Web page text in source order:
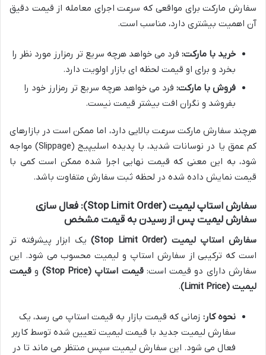
سفارش مارکت برای مواقعی که سرعت اجرای معامله از قیمت دقیق
آن اهمیت بیشتری دارد، مناسب است.
خرید با مارکت: فرد می خواهد هرچه سریع تر رمزارز مورد نظر را
بخرد و برای او قیمت لحظه ای بازار اولویت دارد.
فروش با مارکت: فرد می خواهد هرچه سریع تر رمزارز خود را
بفروشد و نگران افت بیشتر قیمت نیست.
هرچند سفارش مارکت سرعت بالایی دارد، اما ممکن است در بازارهای
کم عمق یا در نوسانات شدید، با پدیده اسلیپیج (Slippage) مواجه
شود، به این معنی که قیمت نهایی اجرا شده ممکن است کمی با
قیمت نمایش داده شده در لحظه ثبت سفارش متفاوت باشد.
سفارش استاپ لیمیت (Stop Limit Order): فعال سازی
سفارش لیمیت پس از رسیدن به قیمت مشخص
سفارش استاپ لیمیت (Stop Limit Order)
یک ابزار پیشرفته تر
است که ترکیبی از سفارش استاپ و لیمیت محسوب می شود. این
سفارش دارای دو قیمت است:قیمت استاپ (Stop Price) و قیمت
لیمیت (Limit Price)
.
نحوه کار: زمانی که قیمت بازار به قیمت استاپ می رسد، یک
سفارش لیمیت جدید با قیمت لیمیت تعیین شده توسط کاربر
فعال می شود. این سفارش لیمیت سپس منتظر می ماند تا در